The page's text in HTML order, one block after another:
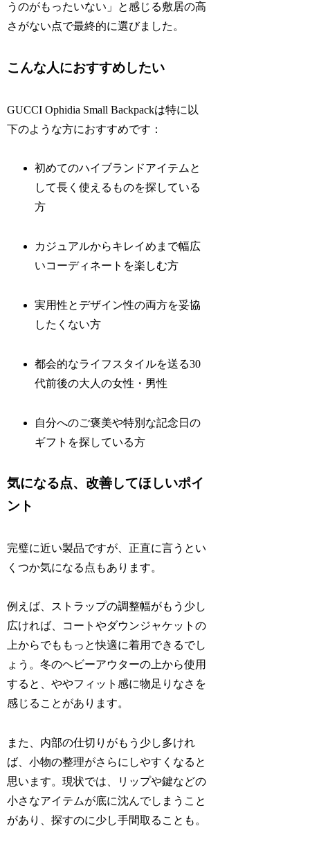
うのがもったいない」と感じる敷居の高
さがない点で最終的に選びました。
こんな人におすすめしたい
GUCCI Ophidia Small Backpackは特に以
下のような方におすすめです：
初めてのハイブランドアイテムと
して長く使えるものを探している
方
カジュアルからキレイめまで幅広
いコーディネートを楽しむ方
実用性とデザイン性の両方を妥協
したくない方
都会的なライフスタイルを送る30
代前後の大人の女性・男性
自分へのご褒美や特別な記念日の
ギフトを探している方
気になる点、改善してほしいポイ
ント
完璧に近い製品ですが、正直に言うとい
くつか気になる点もあります。
例えば、ストラップの調整幅がもう少し
広ければ、コートやダウンジャケットの
上からでももっと快適に着用できるでし
ょう。冬のヘビーアウターの上から使用
すると、ややフィット感に物足りなさを
感じることがあります。
また、内部の仕切りがもう少し多けれ
ば、小物の整理がさらにしやすくなると
思います。現状では、リップや鍵などの
小さなアイテムが底に沈んでしまうこと
があり、探すのに少し手間取ることも。